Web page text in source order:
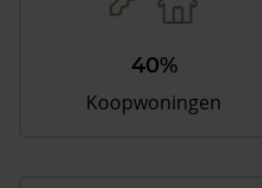
40%
Koopwoningen